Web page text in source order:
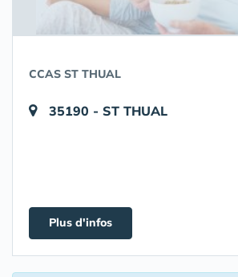
CCAS ST THUAL
35190 - ST THUAL
Plus d'infos